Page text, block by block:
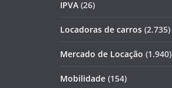
IPVA (26)
Locadoras de carros (2.735)
Mercado de Locação (1.940)
Mobilidade (154)